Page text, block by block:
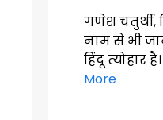
गणेश चतुर्थी,
नाम से भी
हिंदू त्योहार
More